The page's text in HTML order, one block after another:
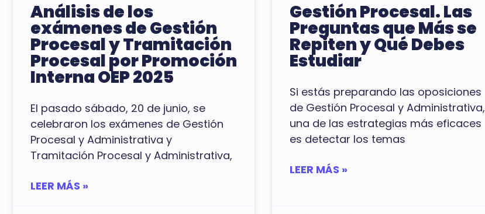
Análisis de los
exámenes de Gestión
Procesal y Tramitación
Procesal por Promoción
Interna OEP 2025
El pasado sábado, 20 de junio, se
celebraron los exámenes de Gestión
Procesal y Administrativa y
Tramitación Procesal y Administrativa,
LEER MÁS »
Gestión Procesal. Las
Preguntas que Más se
Repiten y Qué Debes
Estudiar
Si estás preparando las oposiciones
de Gestión Procesal y Administrativa,
una de las estrategias más eficaces
es detectar los temas
LEER MÁS »